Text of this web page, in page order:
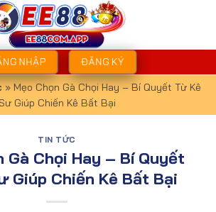
NHẬP ĐĂNG KÝ
»Mẹo Chọn Gà Chọi Hay – Bí Quyết Từ Kê
Sư Giúp Chiến Kê Bất Bại
TIN TỨC
Gà Chọi Hay – Bí Quyết
Giúp Chiến Kê Bất Bại